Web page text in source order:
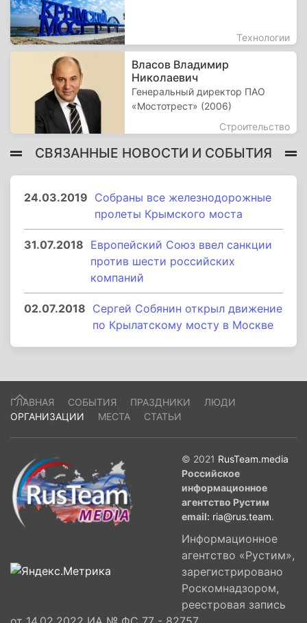
Технологии
Власов Владимир
Николаевич
Генеральный директор ПАО
«Мостотрест» (2006)
Строительство
СВЯЗАННЫЕ НОВОСТИ И СОБЫТИЯ
24.03.2019 Собраны все железнодорожные
пролеты Крымского моста
31.07.2018 Европейский Союз ввел санкции
против шести российских
компаний
02.07.2018 Сергей Собянин открыл движение
по Крылатскому мосту в Москве
ГЛАВНАЯ СОБЫТИЯ ПРАЗДНИКИ
ЛЮДИ
ОРГАНИЗАЦИИ
МЕСТА СТАТЬИ
© 2021 RusTeam.media
Российское
информационное
агентство Рустим
email: ria@rus.team.
Информационное
агентство «Рустим»,
зарегистрировано
Роскомнадзором,
реестровая запись